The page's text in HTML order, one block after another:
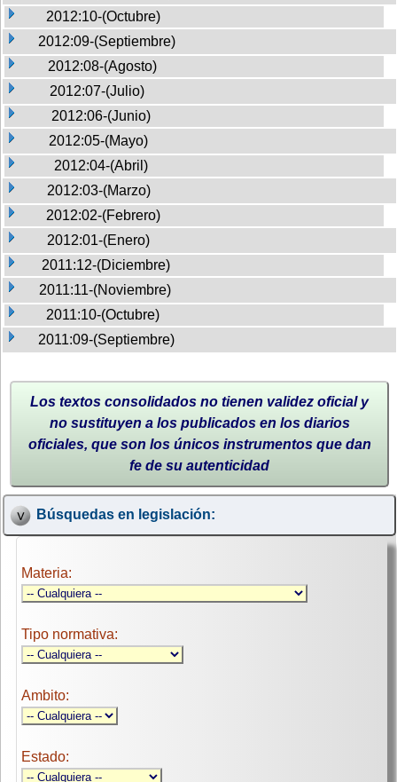
2012:10-(Octubre)
2012:09-(Septiembre)
2012:08-(Agosto)
2012:07-(Julio)
2012:06-(Junio)
2012:05-(Mayo)
2012:04-(Abril)
2012:03-(Marzo)
2012:02-(Febrero)
2012:01-(Enero)
2011:12-(Diciembre)
2011:11-(Noviembre)
2011:10-(Octubre)
2011:09-(Septiembre)
Los textos consolidados no tienen validez oficial y
no sustituyen a los publicados en los diarios
oficiales, que son los únicos instrumentos que dan
fe de su autenticidad
Búsquedas en legislación:
Materia:
Tipo normativa:
Ambito:
Estado: